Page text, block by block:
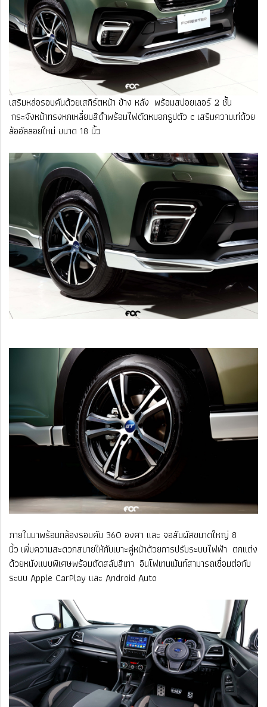
เสริมหล่อรอบคันด้วยเสกิร์ตหน้า ข้าง หลัง พร้อมสปอยเลอร์ 2 ชั้น
กระจังหน้าทรงหกเหลี่ยมสีดำพร้อมไฟตัดหมอกรูปตัว c เสริมความเท่ด้วย
ล้ออัลลอยใหม่ ขนาด 18 นิ้ว
ภายในมาพร้อมกล้องรอบคัน 360 องศา และ จอสัมผัสขนาดใหญ่ 8
นิ้ว เพิ่มความสะดวกสบายให้กับเบาะคู่หน้าด้วยการปรับระบบไฟฟ้า ตกแต่ง
ด้วยหนังแบบพิเศษพร้อมตัดสลับสีเทา อินโฟเทนเม้นท์สามารถเชื่อมต่อกับ
ระบบ Apple CarPlay และ Android Auto